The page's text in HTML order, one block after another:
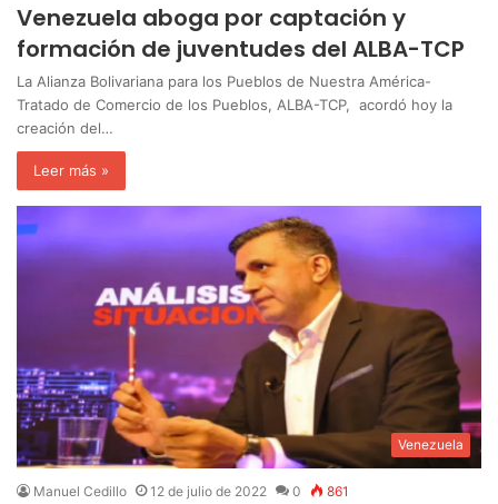
Venezuela aboga por captación y
formación de juventudes del ALBA-TCP
La Alianza Bolivariana para los Pueblos de Nuestra América-
Tratado de Comercio de los Pueblos, ALBA-TCP, acordó hoy la
creación del…
Leer más »
Venezuela
Manuel Cedillo 12 de julio de 2022 0 861